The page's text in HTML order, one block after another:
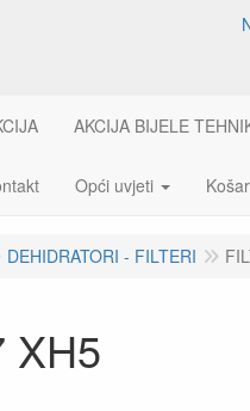
AKCIJA BIJELE
Opći uvjeti
DEHIDRATORI - FILTERI
XH5